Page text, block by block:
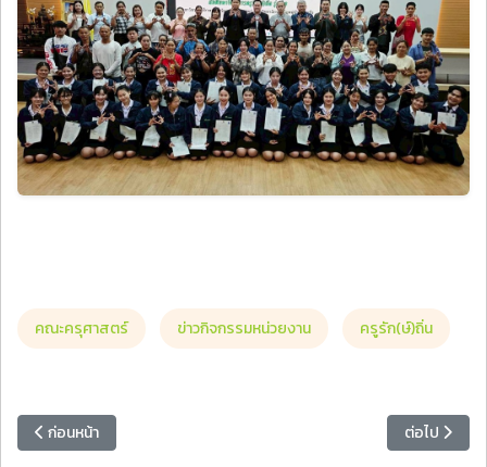
คณะครุศาสตร์ ข่าวกิจกรรมหน่วยงาน ครูรัก(ษ์)ถิ่น
เนื้อหาก่อนหน้า: วิทยาลัยมวยไทยศึกษาและการแพทย์แผนไทย มรภ.หมู่
ก่อนหน้า เนื้อหาถัดไป
ต่อไป